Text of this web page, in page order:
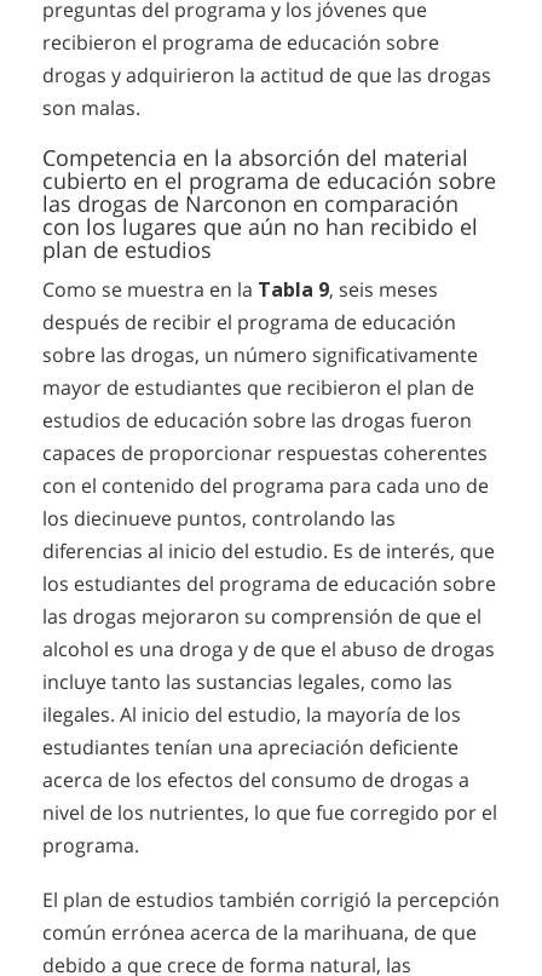
preguntas del programa y los jóvenes que
recibieron el programa de educación sobre
drogas y adquirieron la actitud de que las drogas
son malas.
Competencia en la absorción del material
cubierto en el programa de educación sobre
las drogas de Narconon en comparación
con los lugares que aún no han recibido el
plan de estudios
Como se muestra en la Tabla 9, seis meses
después de recibir el programa de educación
sobre las drogas, un número significativamente
mayor de estudiantes que recibieron el plan de
estudios de educación sobre las drogas fueron
capaces de proporcionar respuestas coherentes
con el contenido del programa para cada uno de
los diecinueve puntos, controlando las
diferencias al inicio del estudio. Es de interés, que
los estudiantes del programa de educación sobre
las drogas mejoraron su comprensión de que el
alcohol es una droga y de que el abuso de drogas
incluye tanto las sustancias legales, como las
ilegales. Al inicio del estudio, la mayoría de los
estudiantes tenían una apreciación deficiente
acerca de los efectos del consumo de drogas a
nivel de los nutrientes, lo que fue corregido por el
programa.
El plan de estudios también corrigió la percepción
común errónea acerca de la marihuana, de que
debido a que crece de forma natural, las